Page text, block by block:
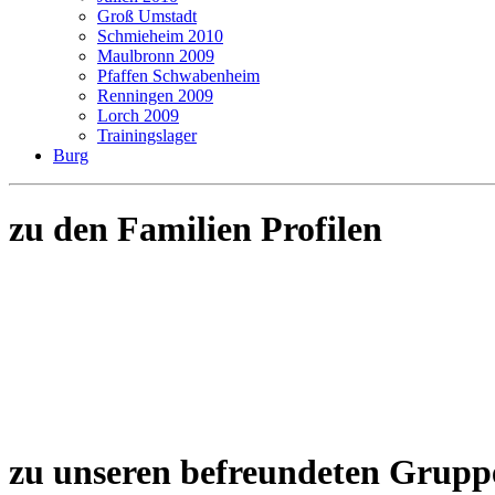
Groß Umstadt
Schmieheim 2010
Maulbronn 2009
Pfaffen Schwabenheim
Renningen 2009
Lorch 2009
Trainingslager
Burg
zu den Familien Profilen
zu unseren befreundeten